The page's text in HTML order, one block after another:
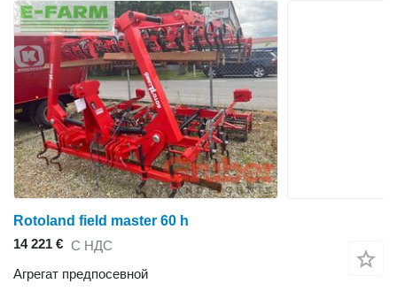
Rotoland field master 60 h
14 221 € С НДС
Агрегат предпосевной